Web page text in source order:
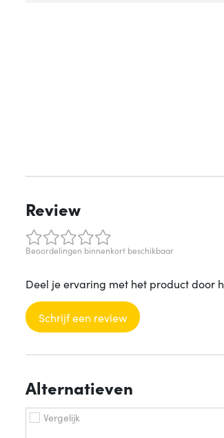
Review
Beoordelingen binnenkort beschikbaar
Deel je ervaring met het product door
Schrijf een review
Alternatieven
Vergelijk